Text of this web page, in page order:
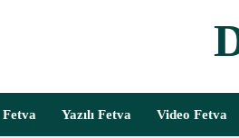
Fetva Yazılı Fetva Video Fetva